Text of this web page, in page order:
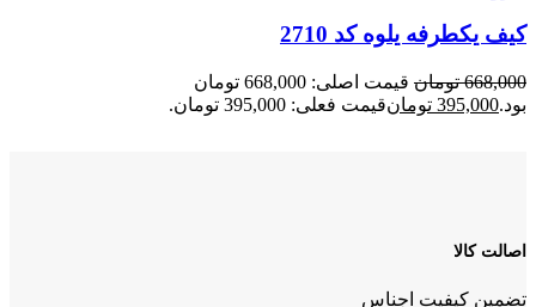
کیف یکطرفه یلوه کد 2710
668,000 تومان
قیمت اصلی: 668,000 تومان
بود.395,000 تومانقیمت فعلی: 395,000 تومان.
اصالت کالا
تضمین کیفیت اجناس